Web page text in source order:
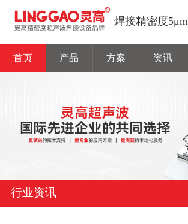
焊接精密度5μm
首页 产品 方案 资讯
行业资讯